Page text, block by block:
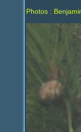
Photos :